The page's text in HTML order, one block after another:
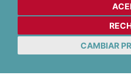
CAMBIAR